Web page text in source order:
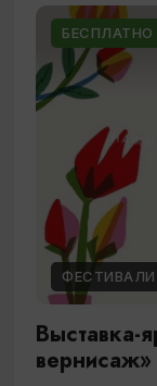
БЕСПЛАТНО
Выставка-
вернисаж»